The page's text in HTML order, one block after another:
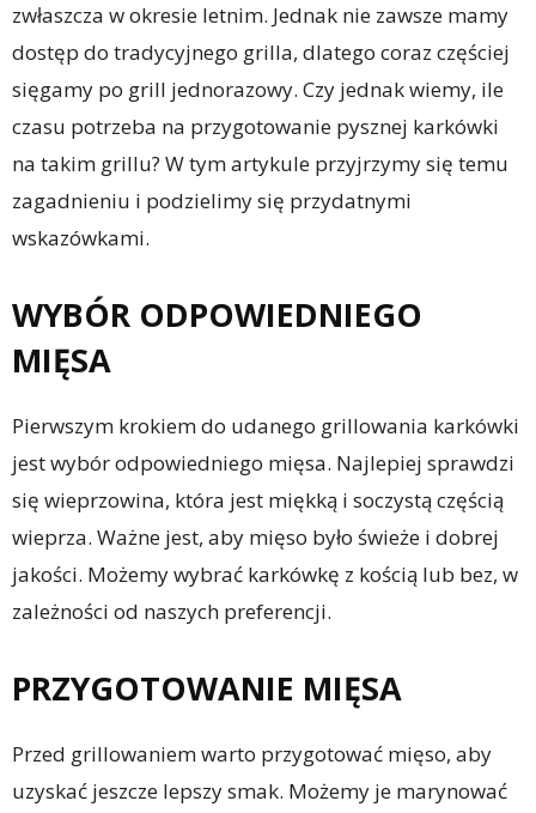
zwłaszcza w okresie letnim. Jednak nie zawsze mamy
dostęp do tradycyjnego grilla, dlatego coraz częściej
sięgamy po grill jednorazowy. Czy jednak wiemy, ile
czasu potrzeba na przygotowanie pysznej karkówki
na takim grillu? W tym artykule przyjrzymy się temu
zagadnieniu i podzielimy się przydatnymi
wskazówkami.
WYBÓR ODPOWIEDNIEGO
MIĘSA
Pierwszym krokiem do udanego grillowania karkówki
jest wybór odpowiedniego mięsa. Najlepiej sprawdzi
się wieprzowina, która jest miękką i soczystą częścią
wieprza. Ważne jest, aby mięso było świeże i dobrej
jakości. Możemy wybrać karkówkę z kością lub bez, w
zależności od naszych preferencji.
PRZYGOTOWANIE MIĘSA
Przed grillowaniem warto przygotować mięso, aby
uzyskać jeszcze lepszy smak. Możemy je marynować